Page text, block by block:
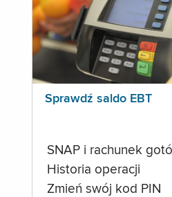
Sprawdź saldo EBT
SNAP i rachunek
Historia operacji
Zmień swój kod PIN